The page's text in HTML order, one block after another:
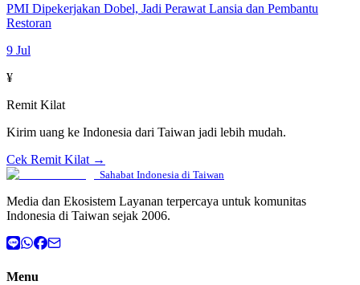
PMI Dipekerjakan Dobel, Jadi Perawat Lansia dan Pembantu
Restoran
9 Jul
¥
Remit Kilat
Kirim uang ke Indonesia dari Taiwan jadi lebih mudah.
Cek Remit Kilat →
Sahabat Indonesia di Taiwan
Media dan Ekosistem Layanan terpercaya untuk komunitas
Indonesia di Taiwan sejak 2006.
Menu